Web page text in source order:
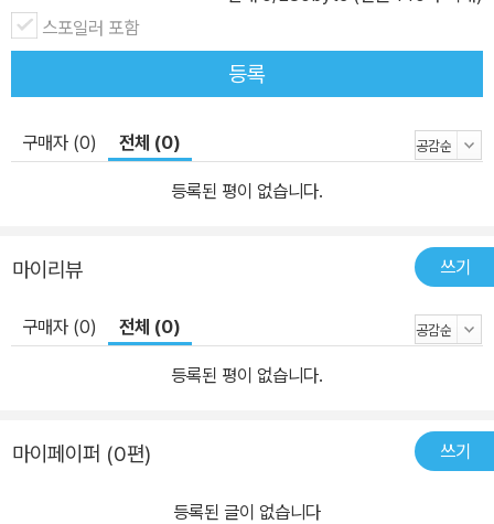
스포일러 포함
등록
구매자 (0) 전체 (0)
등록된 평이 없습니다.
마이리뷰 쓰기
구매자 (0) 전체 (0)
등록된 평이 없습니다.
마이페이퍼 (0편) 쓰기
등록된 글이 없습니다